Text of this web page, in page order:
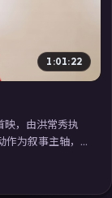
1:01:22
，由洪常秀执
为叙事主轴，
配乐强化地域
线看」延展检